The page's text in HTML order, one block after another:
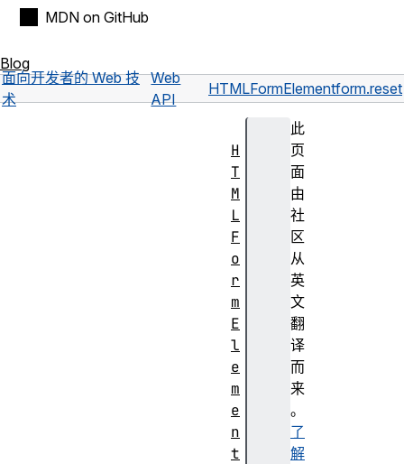
MDN on GitHub
Blog
面向开发者的 Web 技
术
Web
API
HTMLFormElementform.reset
此
页
面
由
社
区
从
英
文
翻
译
而
来
。
了
解
H
T
M
L
F
o
r
m
E
l
e
m
e
n
t